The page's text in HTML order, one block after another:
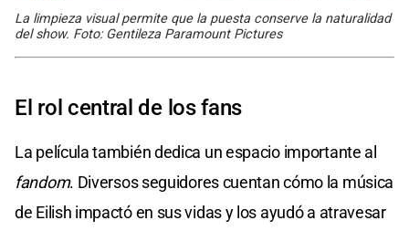
La limpieza visual permite que la puesta conserve la naturalidad
del show. Foto: Gentileza Paramount Pictures
El rol central de los fans
La película también dedica un espacio importante al
fandom. Diversos seguidores cuentan cómo la música
de Eilish impactó en sus vidas y los ayudó a atravesar